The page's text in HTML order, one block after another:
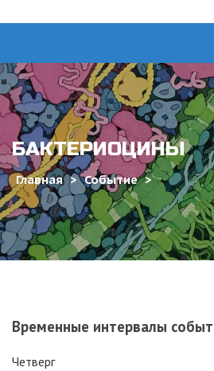
БАКТЕРИОЦИНЫ
Главная > Событие >
Временные интервалы
Четверг